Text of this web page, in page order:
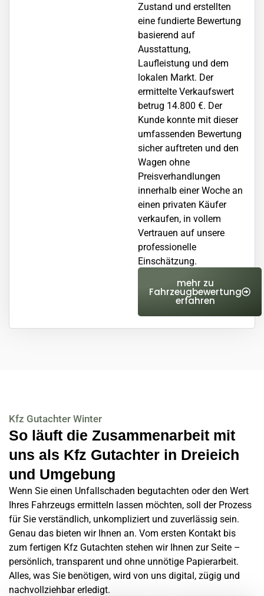
Zustand und erstellten
eine fundierte Bewertung
basierend auf
Ausstattung,
Laufleistung und dem
lokalen Markt. Der
ermittelte Verkaufswert
betrug 14.800 €. Der
Kunde konnte mit dieser
umfassenden Bewertung
sicher auftreten und den
Wagen ohne
Preisverhandlungen
innerhalb einer Woche an
einen privaten Käufer
verkaufen, in vollem
Vertrauen auf unsere
professionelle
Einschätzung.
mehr zu
Fahrzeugbewertung
erfahren
Kfz Gutachter Winter
So läuft die Zusammenarbeit mit
uns als Kfz Gutachter in Dreieich
und Umgebung
Wenn Sie einen Unfallschaden begutachten oder den Wert
Ihres Fahrzeugs ermitteln lassen möchten, soll der Prozess
für Sie verständlich, unkompliziert und zuverlässig sein.
Genau das bieten wir Ihnen an. Vom ersten Kontakt bis
zum fertigen Kfz Gutachten stehen wir Ihnen zur Seite –
persönlich, transparent und ohne unnötige Papierarbeit.
Alles, was Sie benötigen, wird von uns digital, zügig und
nachvollziehbar erledigt.